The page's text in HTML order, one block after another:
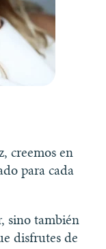
creemos en
para cada
sino también
disfrutes de